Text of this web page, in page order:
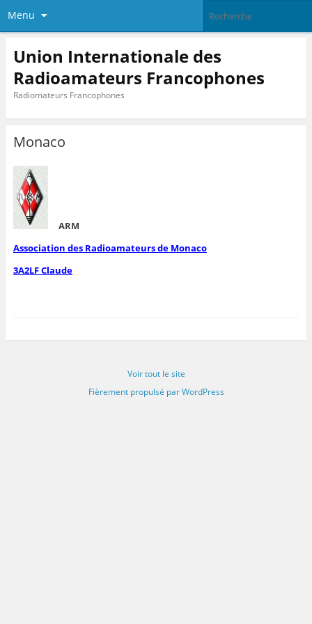
Menu
Union Internationale des
Radioamateurs Francophones
Radiomateurs Francophones
Monaco
ARM
Association des Radioamateurs de Monaco
3A2LF Claude
Voir tout le site
Fièrement propulsé par WordPress